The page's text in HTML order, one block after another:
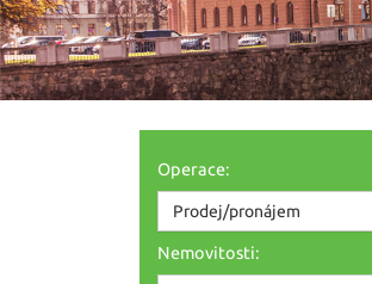
Operace:
Prodej/pronájem
Nemovitosti: